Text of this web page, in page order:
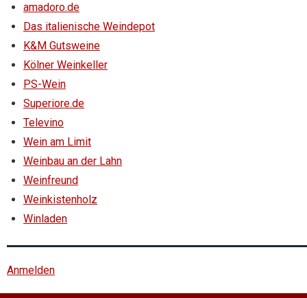
amadoro.de
Das italienische Weindepot
K&M Gutsweine
Kölner Weinkeller
PS-Wein
Superiore.de
Televino
Wein am Limit
Weinbau an der Lahn
Weinfreund
Weinkistenholz
Winladen
Anmelden